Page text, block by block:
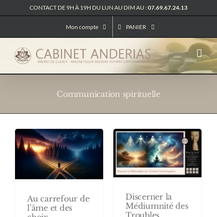
au
CONTACT DE 9H À 19H DU LUN AU DIM AU :07.69.67.24.13
Mon compte PANIER
Communication spirituelle
Au carrefour de
l’âme et des
Discerner la
Médiumnité des
Troubles